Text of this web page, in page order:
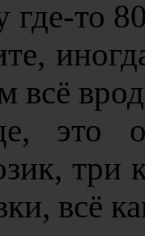
где-то
всё
это
три
всё